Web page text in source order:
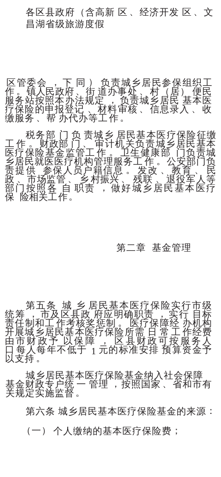
各区县政府 （含高新 区 、 经济开发 区 、 文
昌湖省级旅游度假
区管委会 ， 下 同 ）
负责城乡居民参保组织工
作 。 镇人民政府 、 街 道办事处 、 村 （居）
便民
服务站按照本办法规定
， 负责城乡居民 基本医
疗保险的申报登记 、 材料审核 、 信息录入 、
收
缴服务 、 帮 办代办等工作 。
税务部 门 负 责城乡 居民基本医疗保险征缴
工 作 。 财政部 门 、
审计机关负责城乡居民基本
医疗保险基金监管工 作 。 卫生健康部
门负责城
乡居民就医医疗机构管理服务工 作 。 公安部门负
责提供
参保人员户籍信息 。 发改 、 教育 、
民
政 、 市场监管 、 乡村振兴 、 残联 、 退役军人等
部门按照各
自 职责 ，
做好城乡居民基本医疗
保
险相关工作。
第二章 基金管理
第五条 城 乡 居民基本医疗保险实行市级
统筹
， 市及区县政 府应明确职责 ， 实行 目标
责任制和工 作考核奖惩制 。 医疗保障经 办机构
开展城乡居民基本医疗保险所需 日 常 工 作经费
由市财政予 以保障 ，
区县财政可按服务人
口 每人每年不低于 1 元的标准安排 预算资金予
以支持 。
城乡居民基本医疗保险基金纳入社会保障
基金财政专户统 一 管理 ， 按照国家 、 省和市有
关规定实施监督 。
第六条 城乡居民基本医疗保险基金的来源 ：
（一）
个人缴纳的基本医疗保险费 ；